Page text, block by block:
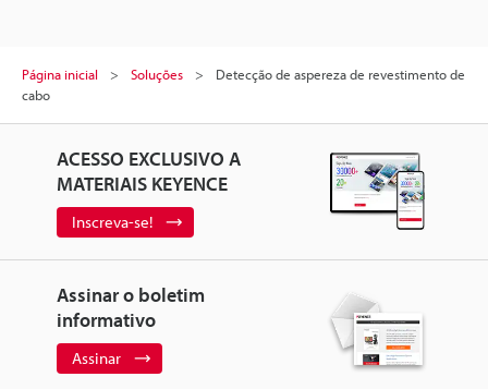
Página inicial Soluções
Detecção de aspereza de revestimento de
cabo
ACESSO EXCLUSIVO A
MATERIAIS KEYENCE
Inscreva-se!
Assinar o boletim
informativo
Assinar